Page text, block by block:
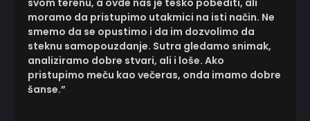
svom terenu, a ovde nas je teško pobediti, ali
moramo da pristupimo utakmici na isti način. Ne
smemo da se opustimo i da im dozvolimo da
steknu samopouzdanje. Sutra gledamo snimak,
analiziramo dobre stvari, ali i loše. Ako
pristupimo meču kao večeras, onda imamo dobre
šanse.”